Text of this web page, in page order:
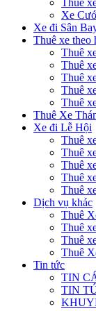
Thuê
Xe
Xe đi Sân
Thuê xe theo
Thuê
Thuê
Thuê
Thuê
Thuê
Thuê Xe
Xe đi Lễ Hội
Thuê
Thuê
Thuê
Thuê
Thuê
Dịch vụ khác
Thuê
Thuê
Thuê
Thuê
Tin tức
TIN
TIN